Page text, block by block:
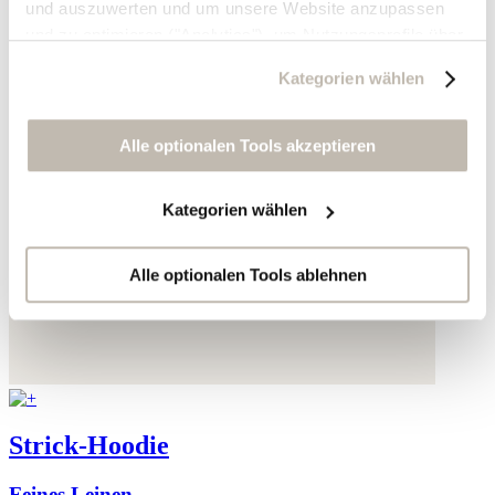
und auszuwerten und um unsere Website anzupassen
zu erstellen, um personalisierte Werbung auszuliefern,
Sie erneut mit Werbung anzusprechen sowie um unsere
Werbekampagnen auszuwerten ("Marketing").
Ihre Daten werden mit Dienstanbietern geteilt, die wir in
der Datenschutzerklärung genauer auflisten oder wenn
Sie auf "Kategorien wählen" klicken.
Indem Sie auf "Alle optionalen Tools akzeptieren" klicken,
Sie können Ihre Einwilligung jederzeit anpassen oder für
die Zukunft widerrufen.
Kategorien wählen
Alle optionalen Tools akzeptieren
Kategorien wählen
Alle optionalen Tools ablehnen
Strick-Hoodie